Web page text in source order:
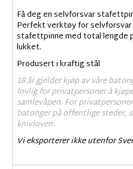
Få deg en selvforsvar
Perfekt verktøy for
stafettpinne med total lengde
lukket.
Produsert i kraftig stål
18 år gjelder kjøp av våre
lovlig for privatpersoner å
samlevåpen. For
batonger på offentlige steder,
knivloven.
Vi eksporterer ikke utenfor